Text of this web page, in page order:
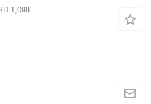
1,098